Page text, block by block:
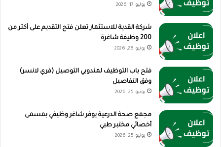
يوليو 17, 2026
شركة القدية للاستثمار تعلن فتح التقديم على أكثر من
200 وظيفة شاغرة
يونيو 28, 2026
فتح باب التوظيف لمندوبي التوصيل (فري لانسر)
وفق التفاصيل
يونيو 25, 2026
مجمع صحة الدرعية يوفر شاغر وظيفي بمسمى
أخصائي مختبر طبي
يونيو 25, 2026